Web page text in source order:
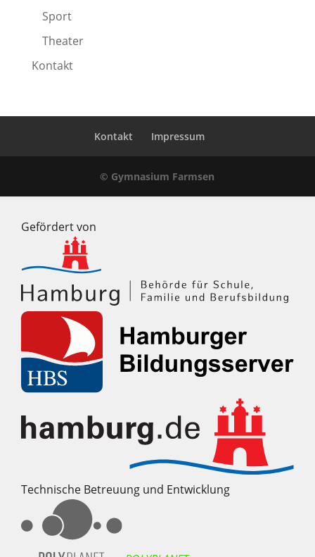
Sport
Theater
Kontakt
Kontakt Impressum
© Gymnasium Farmsen
Gefördert von
Technische Betreuung und Entwicklung